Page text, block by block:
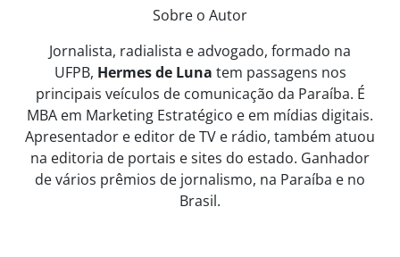
Sobre o Autor
Jornalista, radialista e advogado, formado na
UFPB, Hermes de Luna tem passagens nos
principais veículos de comunicação da Paraíba. É
MBA em Marketing Estratégico e em mídias digitais.
Apresentador e editor de TV e rádio, também atuou
na editoria de portais e sites do estado. Ganhador
de vários prêmios de jornalismo, na Paraíba e no
Brasil.